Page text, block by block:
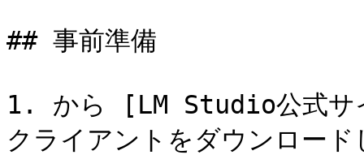
## 事前準備
1. から [LM Studio公
クライアントをダウンロー